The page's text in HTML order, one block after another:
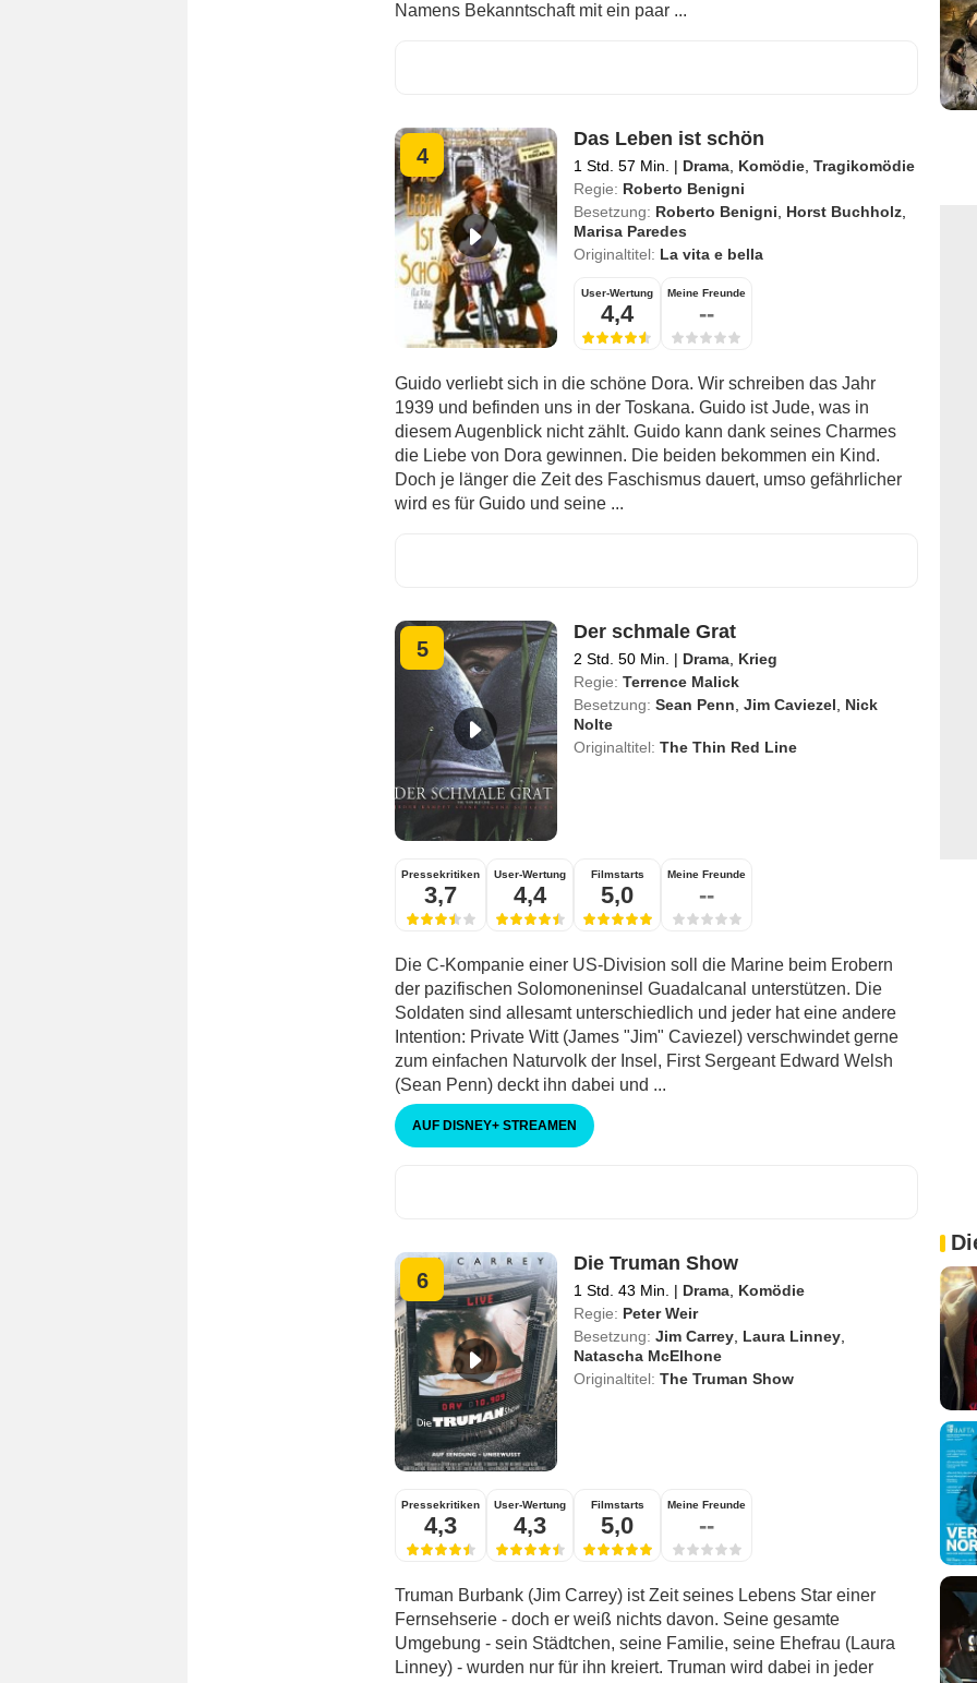
Namens Bekanntschaft mit ein paar ...
4
Das Leben ist schön
1 Std. 57 Min. | Drama, Komödie, Tragikomödie
Regie: Roberto Benigni
Besetzung: Roberto Benigni Horst Buchholz,
Marisa Paredes
Originaltitel: La vita e bella
User-Wertung
4,4
Meine Freunde
--
Guido verliebt sich in die schöne Dora. Wir schreiben das Jahr
1939 und befinden uns in der Toskana. Guido ist Jude, was in
diesem Augenblick nicht zählt. Guido kann dank seines Charmes
die Liebe von Dora gewinnen. Die beiden bekommen ein Kind.
Doch je länger die Zeit des Faschismus dauert, umso gefährlicher
wird es für Guido und seine ...
5
Der schmale Grat
2 Std. 50 Min. | Drama, Krieg
Regie: Terrence Malick
Besetzung: Sean Penn Jim Caviezel
Nick
Nolte
Originaltitel: The Thin Red Line
Pressekritiken
3,7
User-Wertung
4,4
Filmstarts
5,0
Meine Freunde
--
Die C-Kompanie einer US-Division soll die Marine beim Erobern
der pazifischen Solomoneninsel Guadalcanal unterstützen. Die
Soldaten sind allesamt unterschiedlich und jeder hat eine andere
Intention: Private Witt (James "Jim" Caviezel) verschwindet gerne
zum einfachen Naturvolk der Insel, First Sergeant Edward Welsh
(Sean Penn) deckt ihn dabei und ...
AUF DISNEY+ STREAMEN
6
Die Truman Show
1 Std. 43 Min. | Drama, Komödie
Regie: Peter Weir
Besetzung: Jim Carrey, Laura Linney,
Natascha McElhone
Originaltitel: The Truman Show
Pressekritiken
4,3
User-Wertung
4,3
Filmstarts
5,0
Meine Freunde
--
Truman Burbank (Jim Carrey) ist Zeit seines Lebens Star einer
Fernsehserie - doch er weiß nichts davon. Seine gesamte
Umgebung - sein Städtchen, seine Familie, seine Ehefrau (Laura
Linney) - wurden nur für ihn kreiert. Truman wird dabei in jeder